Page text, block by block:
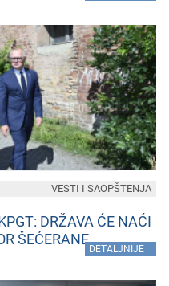
DRŽAVA ĆE NAĆI
ŠEĆERANE
DETALJNIJE
VESTI I SAOPŠTENJA